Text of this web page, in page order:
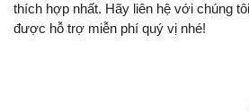
thích hợp nhất. Hãy liên hệ với chúng
được hỗ trợ miễn phí quý vị nhé!